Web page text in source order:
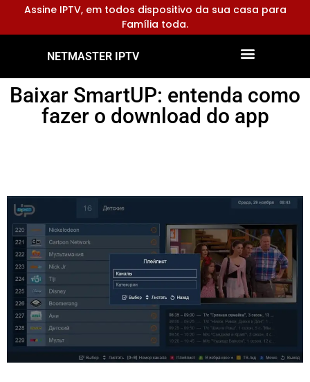
Assine IPTV, em todos dispositivo da sua casa para
Família toda.
NETMASTER IPTV
Baixar SmartUP: entenda como
fazer o download do app